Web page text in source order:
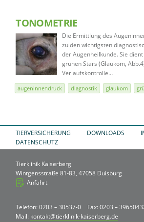
TONOMETRIE
Die Ermittlung des
zu den wichtigsten
der Augenheilkunde. Sie
grünen Stars (Glaukom,
Verlaufskontrolle…
augeninnendruck diagnostik glaukom
TIERVERSICHERUNG DOWNLOADS
DATENSCHUTZ
Tierklinik Kaiserberg
Wintgensstraße 81-83, 47058 Duisburg
Anfahrt
Telefon: 0203 – 30537-0
Fax: 0203 –
Mail: kontakt@tierklinik-kaiserberg.de